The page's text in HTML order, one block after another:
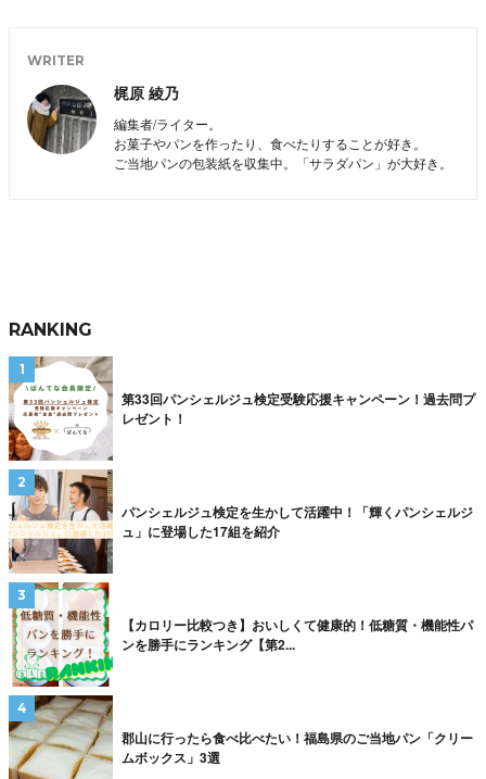
WRITER
梶原 綾乃
編集者/ライター。
お菓子やパンを作ったり、食べたりすることが好き。
ご当地パンの包装紙を収集中。「サラダパン」が大好き。
RANKING
第33回パンシェルジュ検定受験応援キャンペーン！過去問プ
レゼント！
パンシェルジュ検定を生かして活躍中！「輝くパンシェルジ
ュ」に登場した17組を紹介
【カロリー比較つき】おいしくて健康的！低糖質・機能性パ
ンを勝手にランキング【第2...
郡山に行ったら食べ比べたい！福島県のご当地パン「クリー
ムボックス」3選